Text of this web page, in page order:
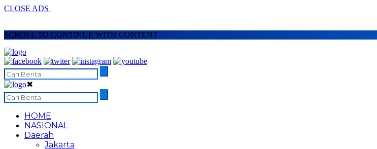
CLOSE ADS
SCROLL TO CONTINUE WITH CONTENT
✖
HOME
NASIONAL
Daerah
Jakarta